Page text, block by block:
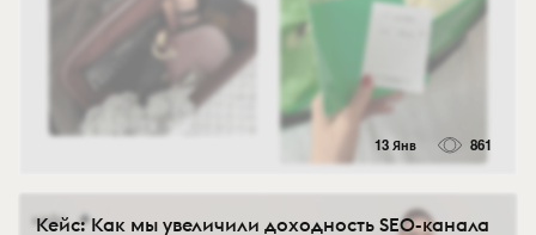
13 Янв 861
Кейс: Как мы увеличили доходность SEO-канала